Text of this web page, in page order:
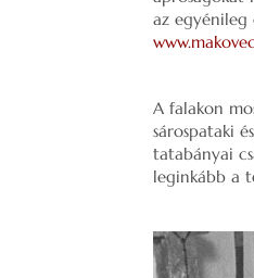
az egyénileg
A falakon
sárospataki
tatabányai
leginkább a